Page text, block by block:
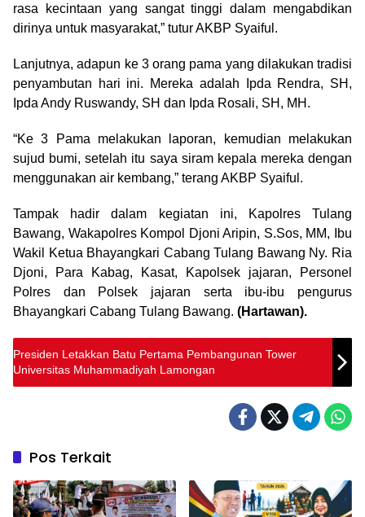
rasa kecintaan yang sangat tinggi dalam mengabdikan
dirinya untuk masyarakat,” tutur AKBP Syaiful.
Lanjutnya, adapun ke 3 orang pama yang dilakukan tradisi
penyambutan hari ini. Mereka adalah Ipda Rendra, SH,
Ipda Andy Ruswandy, SH dan Ipda Rosali, SH, MH.
“Ke 3 Pama melakukan laporan, kemudian melakukan
sujud bumi, setelah itu saya siram kepala mereka dengan
menggunakan air kembang,” terang AKBP Syaiful.
Tampak hadir dalam kegiatan ini, Kapolres Tulang
Bawang, Wakapolres Kompol Djoni Aripin, S.Sos, MM, Ibu
Wakil Ketua Bhayangkari Cabang Tulang Bawang Ny. Ria
Djoni, Para Kabag, Kasat, Kapolsek jajaran, Personel
Polres dan Polsek jajaran serta ibu-ibu pengurus
Bhayangkari Cabang Tulang Bawang. (Hartawan).
Presiden Letakkan Batu Pertama Pembangunan Tower
Universitas Muhammadiyah Lamongan
Pos Terkait